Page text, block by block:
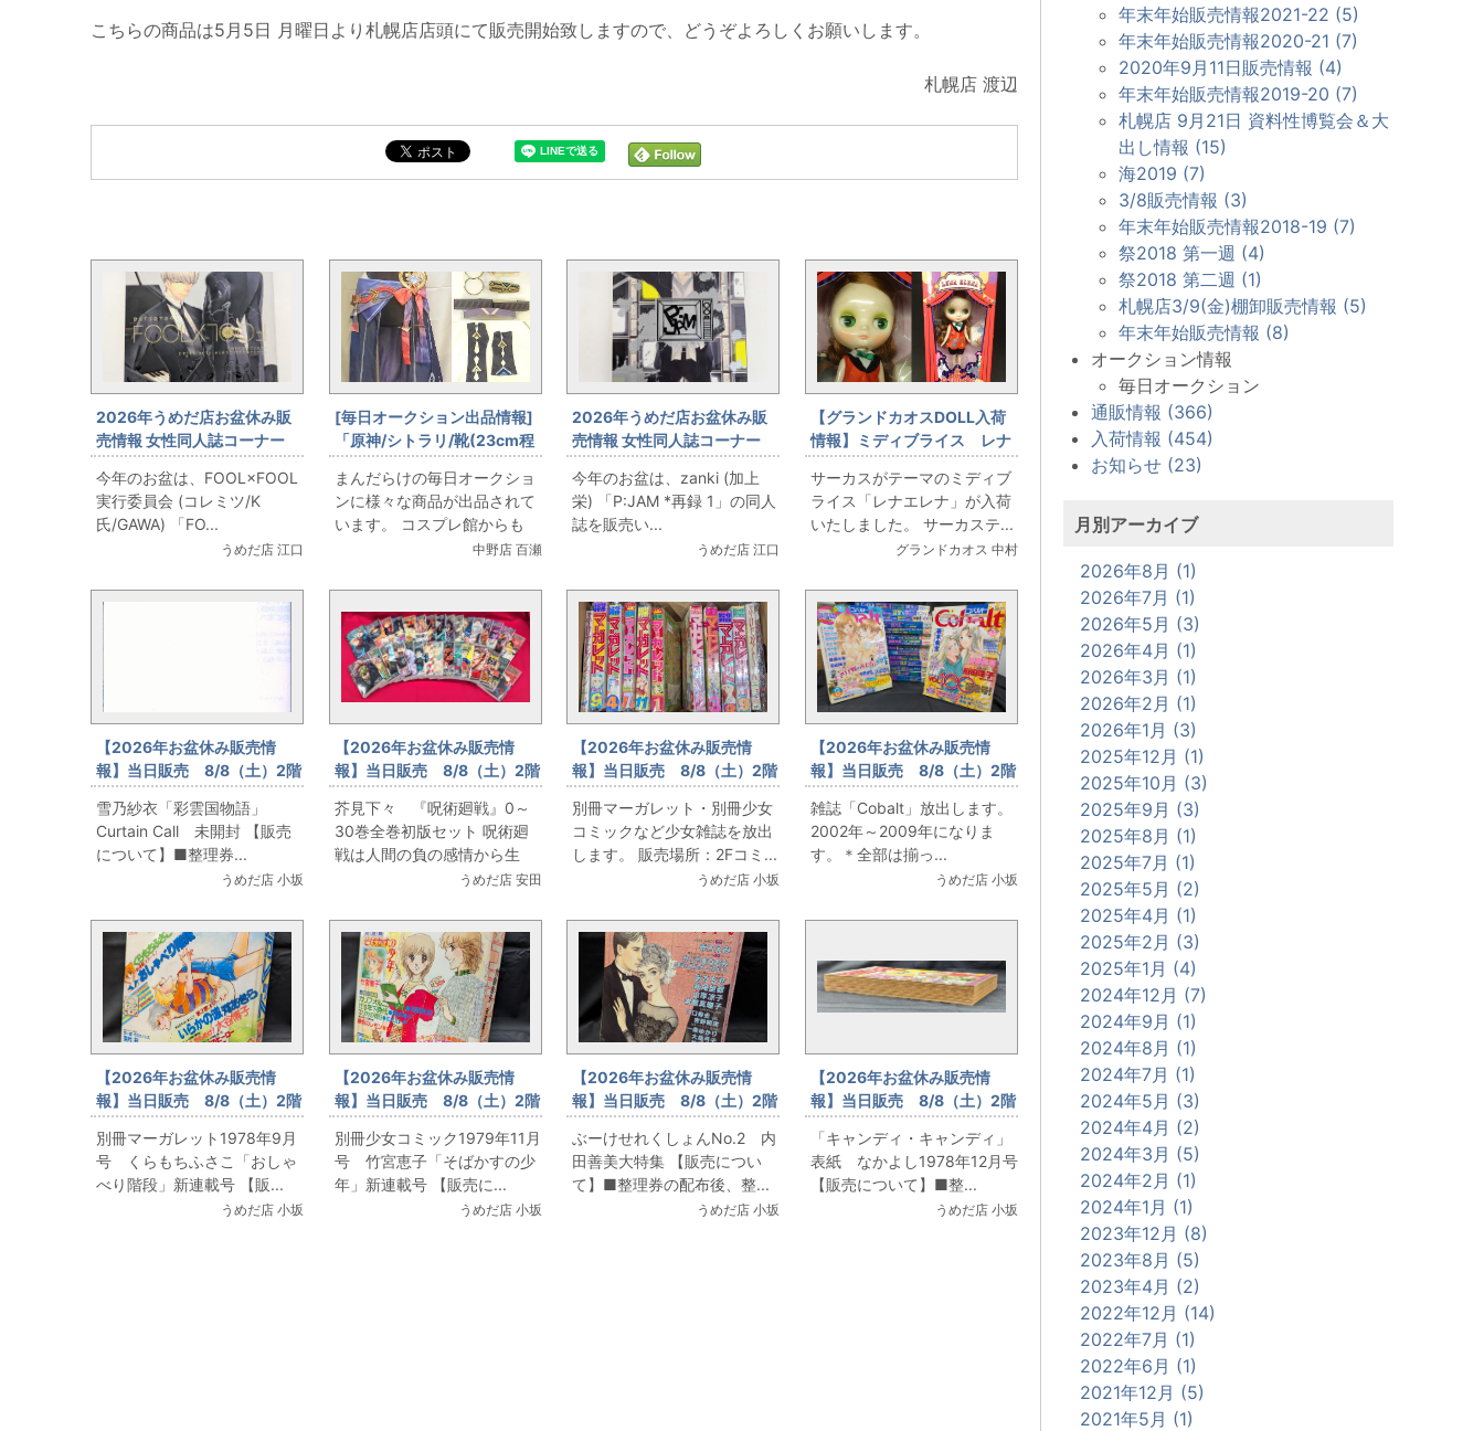
こちらの商品は5月5日 月曜日より札幌店店頭にて販売開始致しますので、どうぞよろしくお願いします。
札幌店 渡辺
2026年うめだ店お盆休み販
売情報 女性同人誌コーナー
FOOL×FOOL実行委員会 (コ
レミツ/K氏/GAWA)
「FOOL×FOOL」をお出しま
す！
今年のお盆は、FOOL×FOOL
実行委員会 (コレミツ/K
氏/GAWA) 「FO...
うめだ店 江口
[毎日オークション出品情報]
「原神/シトラリ/靴(23cm程
度)付き/女性用Sサイズ程度
(日本サイズ)/コスプレ衣装」
を出品しています
まんだらけの毎日オークショ
ンに様々な商品が出品されて
います。 コスプレ館からも
中野店 百瀬
2026年うめだ店お盆休み販
売情報 女性同人誌コーナー
zanki (加上栄) 「P:JAM *再
録 1」をお出します！
今年のお盆は、zanki (加上
栄) 「P:JAM *再録 1」の同人
誌を販売い...
うめだ店 江口
【グランドカオスDOLL入荷
情報】ミディブライス レナ
エレナ
サーカスがテーマのミディブ
ライス「レナエレナ」が入荷
いたしました。 サーカステ...
グランドカオス 中村
【2026年お盆休み販売情
報】当日販売 8/8（土）2階
コミックフロア 雪乃紗衣
「彩雲国物語」Curtain
Call 未開封
雪乃紗衣「彩雲国物語」
Curtain Call 未開封 【販売
について】■整理券...
うめだ店 小坂
【2026年お盆休み販売情
報】当日販売 8/8（土）2階
コミックフロア 芥見下々
『呪術廻戦』0～30巻全巻初
版セット
芥見下々 『呪術廻戦』0～
30巻全巻初版セット 呪術廻
戦は人間の負の感情から生
うめだ店 安田
【2026年お盆休み販売情
報】当日販売 8/8（土）2階
コミックフロア 別冊マーガ
レット・別冊少女コミックな
ど少女雑誌放出
別冊マーガレット・別冊少女
コミックなど少女雑誌を放出
します。 販売場所：2Fコミ...
うめだ店 小坂
【2026年お盆休み販売情
報】当日販売 8/8（土）2階
コミックフロア 雑誌
「Cobalt」放出
雑誌「Cobalt」放出します。
2002年～2009年になりま
す。＊全部は揃っ...
うめだ店 小坂
【2026年お盆休み販売情
報】当日販売 8/8（土）2階
コミックフロア 別冊マーガ
レット1978年9月号 くらも
ちふさこ「おしゃべり階段」
新連載号
別冊マーガレット1978年9月
号 くらもちふさこ「おしゃ
べり階段」新連載号 【販...
うめだ店 小坂
【2026年お盆休み販売情
報】当日販売 8/8（土）2階
コミックフロア 別冊少女コ
ミック1979年11月号 竹宮恵
子「そばかすの少年」新連載
号
別冊少女コミック1979年11月
号 竹宮恵子「そばかすの少
年」新連載号 【販売に...
うめだ店 小坂
【2026年お盆休み販売情
報】当日販売 8/8（土）2階
コミックフロア ぶーけせれ
くしょんNo.2 内田善美大特
集
ぶーけせれくしょんNo.2 内
田善美大特集 【販売につい
て】■整理券の配布後、整...
うめだ店 小坂
【2026年お盆休み販売情
報】当日販売 8/8（土）2階
コミックフロア「キャンデ
ィ・キャンディ」表紙 なか
よし1978年12月号
「キャンディ・キャンディ」
表紙 なかよし1978年12月号
【販売について】■整...
うめだ店 小坂
年末年始販売情報2021-22 (5)
年末年始販売情報2020-21 (7)
2020年9月11日販売情報 (4)
年末年始販売情報2019-20 (7)
札幌店 9月21日 資料性博覧会＆大
出し情報 (15)
海2019 (7)
3/8販売情報 (3)
年末年始販売情報2018-19 (7)
祭2018 第一週 (4)
祭2018 第二週 (1)
札幌店3/9(金)棚卸販売情報 (5)
年末年始販売情報 (8)
オークション情報
毎日オークション
通販情報 (366)
入荷情報 (454)
お知らせ (23)
月別アーカイブ
2026年8月 (1)
2026年7月 (1)
2026年5月 (3)
2026年4月 (1)
2026年3月 (1)
2026年2月 (1)
2026年1月 (3)
2025年12月 (1)
2025年10月 (3)
2025年9月 (3)
2025年8月 (1)
2025年7月 (1)
2025年5月 (2)
2025年4月 (1)
2025年2月 (3)
2025年1月 (4)
2024年12月 (7)
2024年9月 (1)
2024年8月 (1)
2024年7月 (1)
2024年5月 (3)
2024年4月 (2)
2024年3月 (5)
2024年2月 (1)
2024年1月 (1)
2023年12月 (8)
2023年8月 (5)
2023年4月 (2)
2022年12月 (14)
2022年7月 (1)
2022年6月 (1)
2021年12月 (5)
2021年5月 (1)